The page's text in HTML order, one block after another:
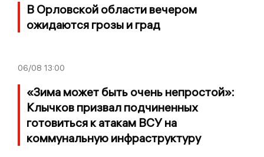
В Орловской области вечером
ожидаются грозы и град
06/08 13:00
«Зима может быть очень непростой»:
Клычков призвал подчиненных
готовиться к атакам ВСУ на
коммунальную инфраструктуру